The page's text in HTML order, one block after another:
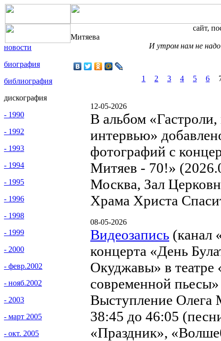
новости
биография
библиография
дискография
- 1990
- 1992
- 1993
- 1994
- 1995
- 1996
- 1998
- 1999
- 2000
- февр.2002
- нояб.2002
- 2003
- март 2005
- окт. 2005
сайт,
Митяева
И утром нам не
1 2 3 4 5 6
12-05-2026
В альбом
интервью»
фотографий с
Митяев - 70!»
Москва, Зал
Храма Христа
08-05-2026
Видеозапись (канал
концерта «День
Окуджавы» в
современной
Выступление Олега
38:45 до 46:05
«Праздник»,